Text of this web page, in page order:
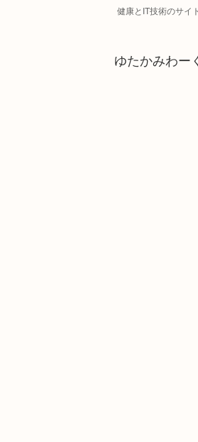
健康とIT技術のサイト
ゆたかみわー